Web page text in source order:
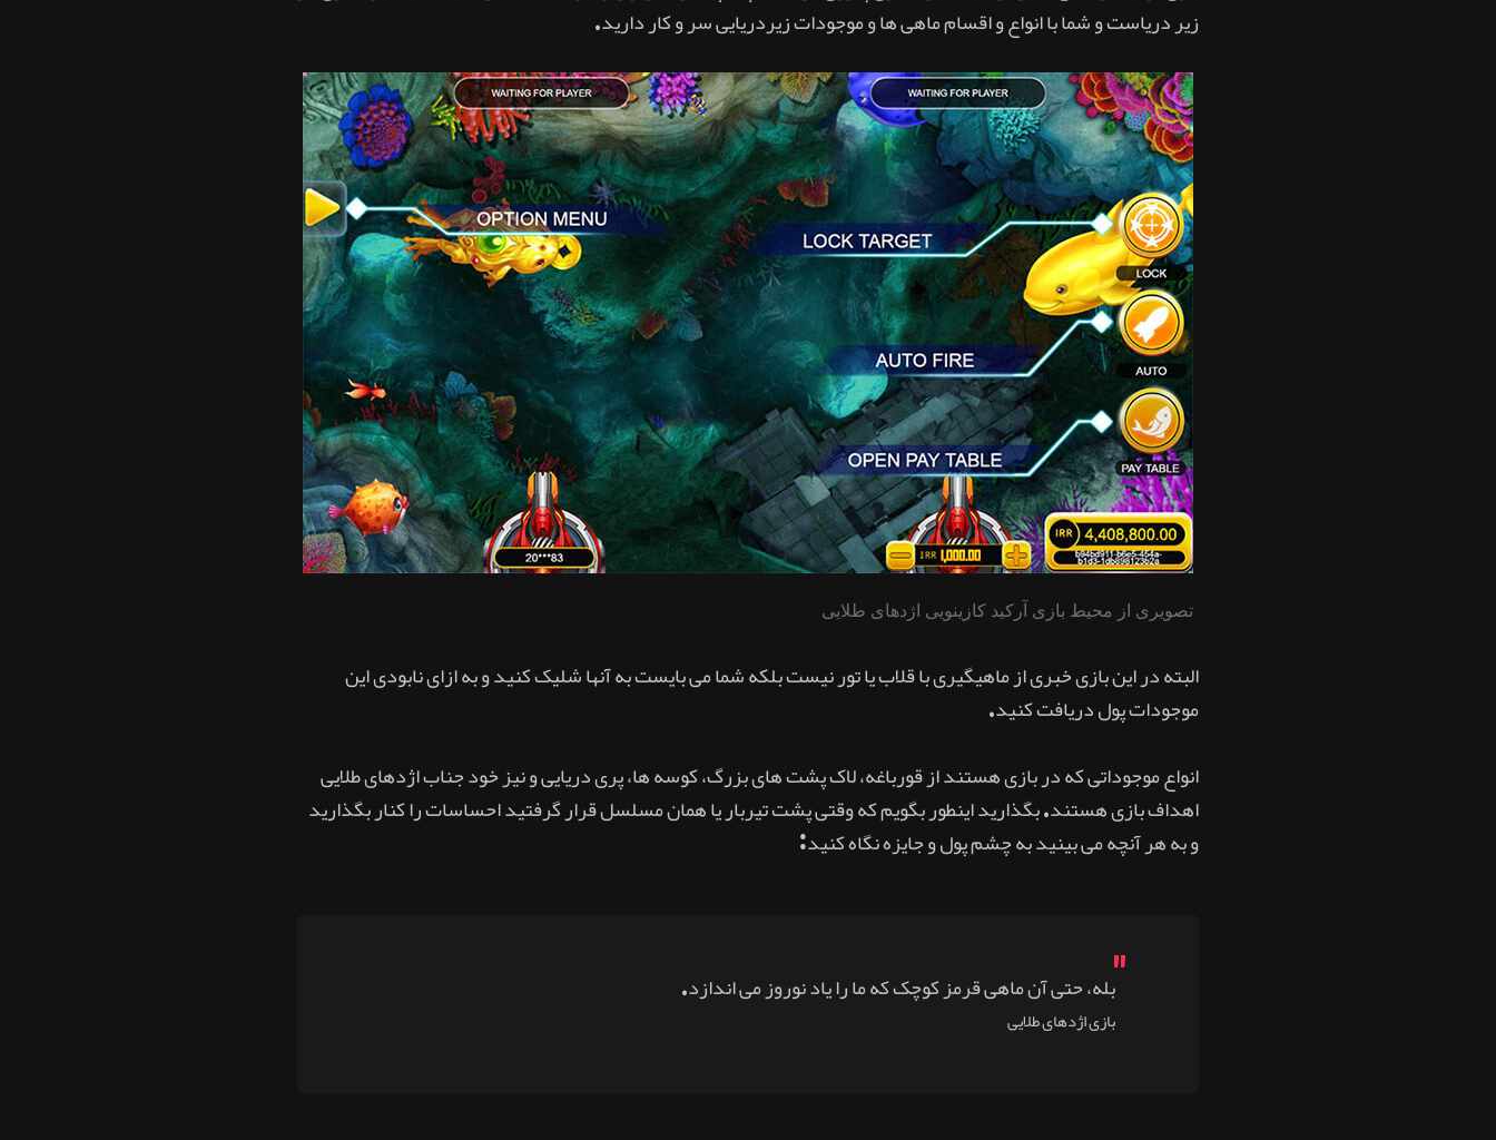
زیر دریاست و شما با انواع و اقسام ماهی ها و موجودات زیردریایی سر و کار دارید.
تصویری از محیط بازی آرکید کازینویی اژدهای طلایی
البته در این بازی خبری از ماهیگیری با قلاب یا تور نیست بلکه شما می بایست به آنها شلیک کنید و به ازای نابودی این
موجودات پول دریافت کنید.
انواع موجوداتی که در بازی هستند از قورباغه، لاک پشت های بزرگ، کوسه ها، پری دریایی و نیز خود جناب اژدهای طلایی
اهداف بازی هستند. بگذارید اینطور بگویم که وقتی پشت تیربار یا همان مسلسل قرار گرفتید احساسات را کنار بگذارید
و به هر آنچه می بینید به چشم پول و جایزه نگاه کنید:
بله، حتی آن ماهی قرمز کوچک که ما را یاد نوروز می اندازد.
بازی اژدهای طلایی